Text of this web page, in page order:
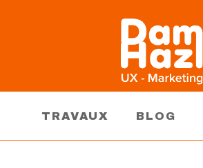
TRAVAUX BLOG